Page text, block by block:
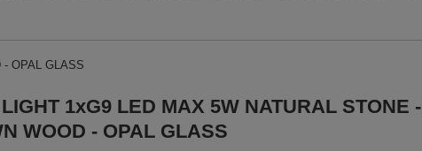
- OPAL GLASS
1xG9 LED MAX 5W NATURAL STONE -
WOOD - OPAL GLASS